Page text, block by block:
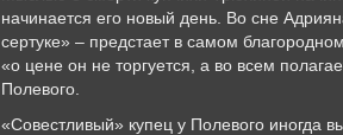
начинается его новый день. Во сне
сертуке» – предстает в самом
«о цене он не торгуется, а во всем
Полевого.
«Совестливый» купец у Полевого иногда